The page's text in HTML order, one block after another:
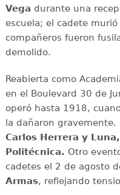
Vega durante una
escuela; el cadete
compañeros fueron
demolido.
Reabierta como
en el Boulevard 30 de
operó hasta 1918,
la dañaron
Carlos Herrera y Luna,
Politécnica. Otro
cadetes el 2 de agosto
Armas, reflejando